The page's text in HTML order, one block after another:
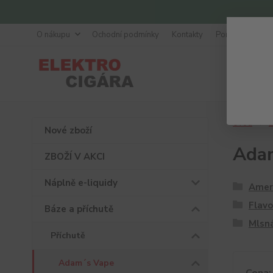
O nákupu Ochodní podmínky Kontakty Poradna
Nové zboží
ZBOŽÍ V AKCI
Náplně e-liquidy
Báze a příchutě
Příchutě
Adam´s Vape
Úvod